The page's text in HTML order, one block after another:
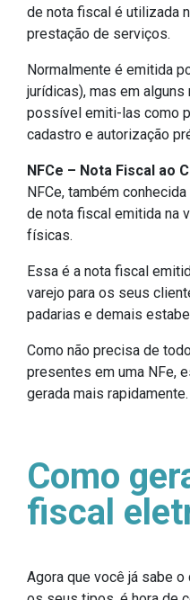
de nota fiscal é utilizada
prestação de serviços.
Normalmente é emitida
jurídicas), mas em
possível emiti-las como
cadastro e autorização
NFCe – Nota Fiscal ao
NFCe, também
de nota fiscal emitida na
físicas.
Essa é a nota fiscal
varejo para os seus
padarias e demais
Como não precisa de
presentes em uma NFe,
gerada mais rapidamente.
Como
fiscal
Agora que você já sabe